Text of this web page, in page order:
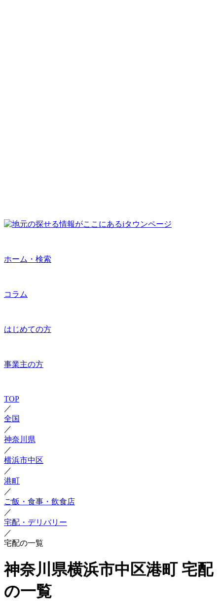
ホーム・検索
コラム
はじめての方
事業主の方
TOP
／
全国
／
神奈川県
／
横浜市中区
／
港町
／
ご飯・食事・飲食店
／
宅配・デリバリー
／
宅配の一覧
神奈川県横浜市中区港町 宅配
の一覧